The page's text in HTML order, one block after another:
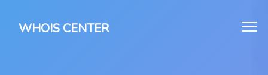
WHOIS CENTER